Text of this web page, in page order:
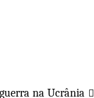
na Ucrânia